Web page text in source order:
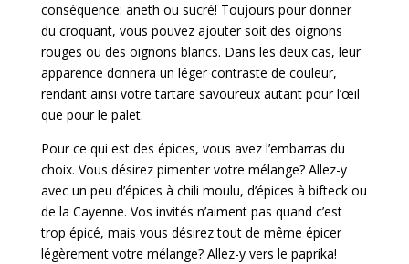
conséquence: aneth ou sucré! Toujours pour donner
du croquant, vous pouvez ajouter soit des oignons
rouges ou des oignons blancs. Dans les deux cas, leur
apparence donnera un léger contraste de couleur,
rendant ainsi votre tartare savoureux autant pour l’œil
que pour le palet.
Pour ce qui est des épices, vous avez l’embarras du
choix. Vous désirez pimenter votre mélange? Allez-y
avec un peu d’épices à chili moulu, d’épices à bifteck ou
de la Cayenne. Vos invités n’aiment pas quand c’est
trop épicé, mais vous désirez tout de même épicer
légèrement votre mélange? Allez-y vers le paprika!